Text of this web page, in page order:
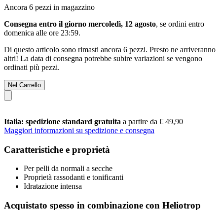
Ancora 6 pezzi in magazzino
Consegna entro il giorno mercoledì, 12 agosto, se ordini entro
domenica alle ore 23:59.
Di questo articolo sono rimasti ancora 6 pezzi. Presto ne arriveranno
altri! La data di consegna potrebbe subire variazioni se vengono
ordinati più pezzi.
Nel Carrello
Italia: spedizione standard gratuita a partire da € 49,90
Maggiori informazioni su spedizione e consegna
Caratteristiche e proprietà
Per pelli da normali a secche
Proprietà rassodanti e tonificanti
Idratazione intensa
Acquistato spesso in combinazione con Heliotrop